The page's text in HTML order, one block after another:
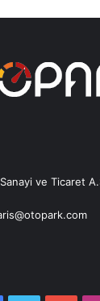
ve Ticaret